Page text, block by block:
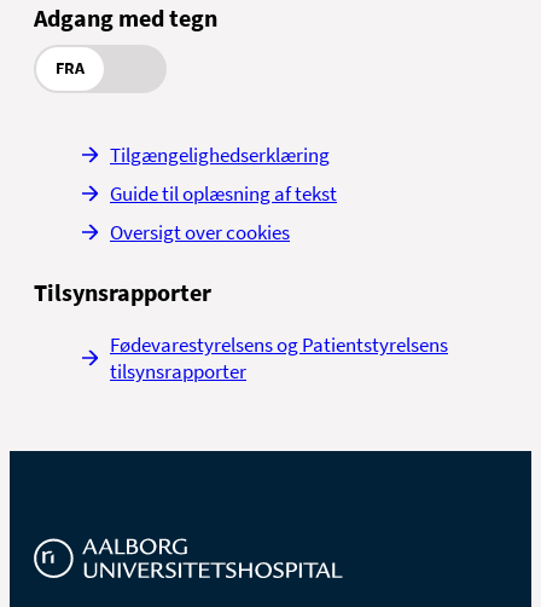
Adgang med tegn
FRA
Tilgængelighedserklæring
Guide til oplæsning af tekst
Oversigt over cookies
Tilsynsrapporter
Fødevarestyrelsens og Patientstyrelsens
tilsynsrapporter